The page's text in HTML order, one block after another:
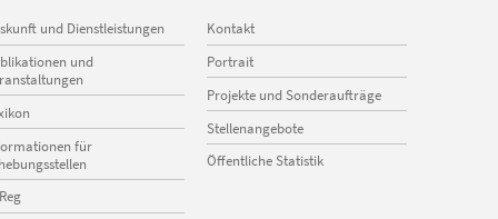
und Dienstleistungen
und
für
Navigation
überspringen
Kontakt
Portrait
Projekte und Sonderaufträge
Stellenangebote
Öffentliche Statistik